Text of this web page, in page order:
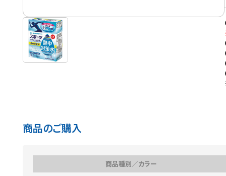
商品のご購入
商品種別／カラー